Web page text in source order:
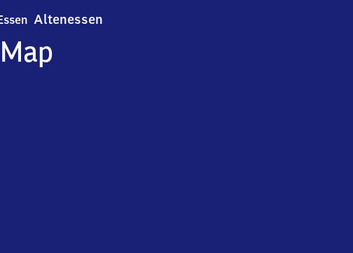
Altenessen
Map